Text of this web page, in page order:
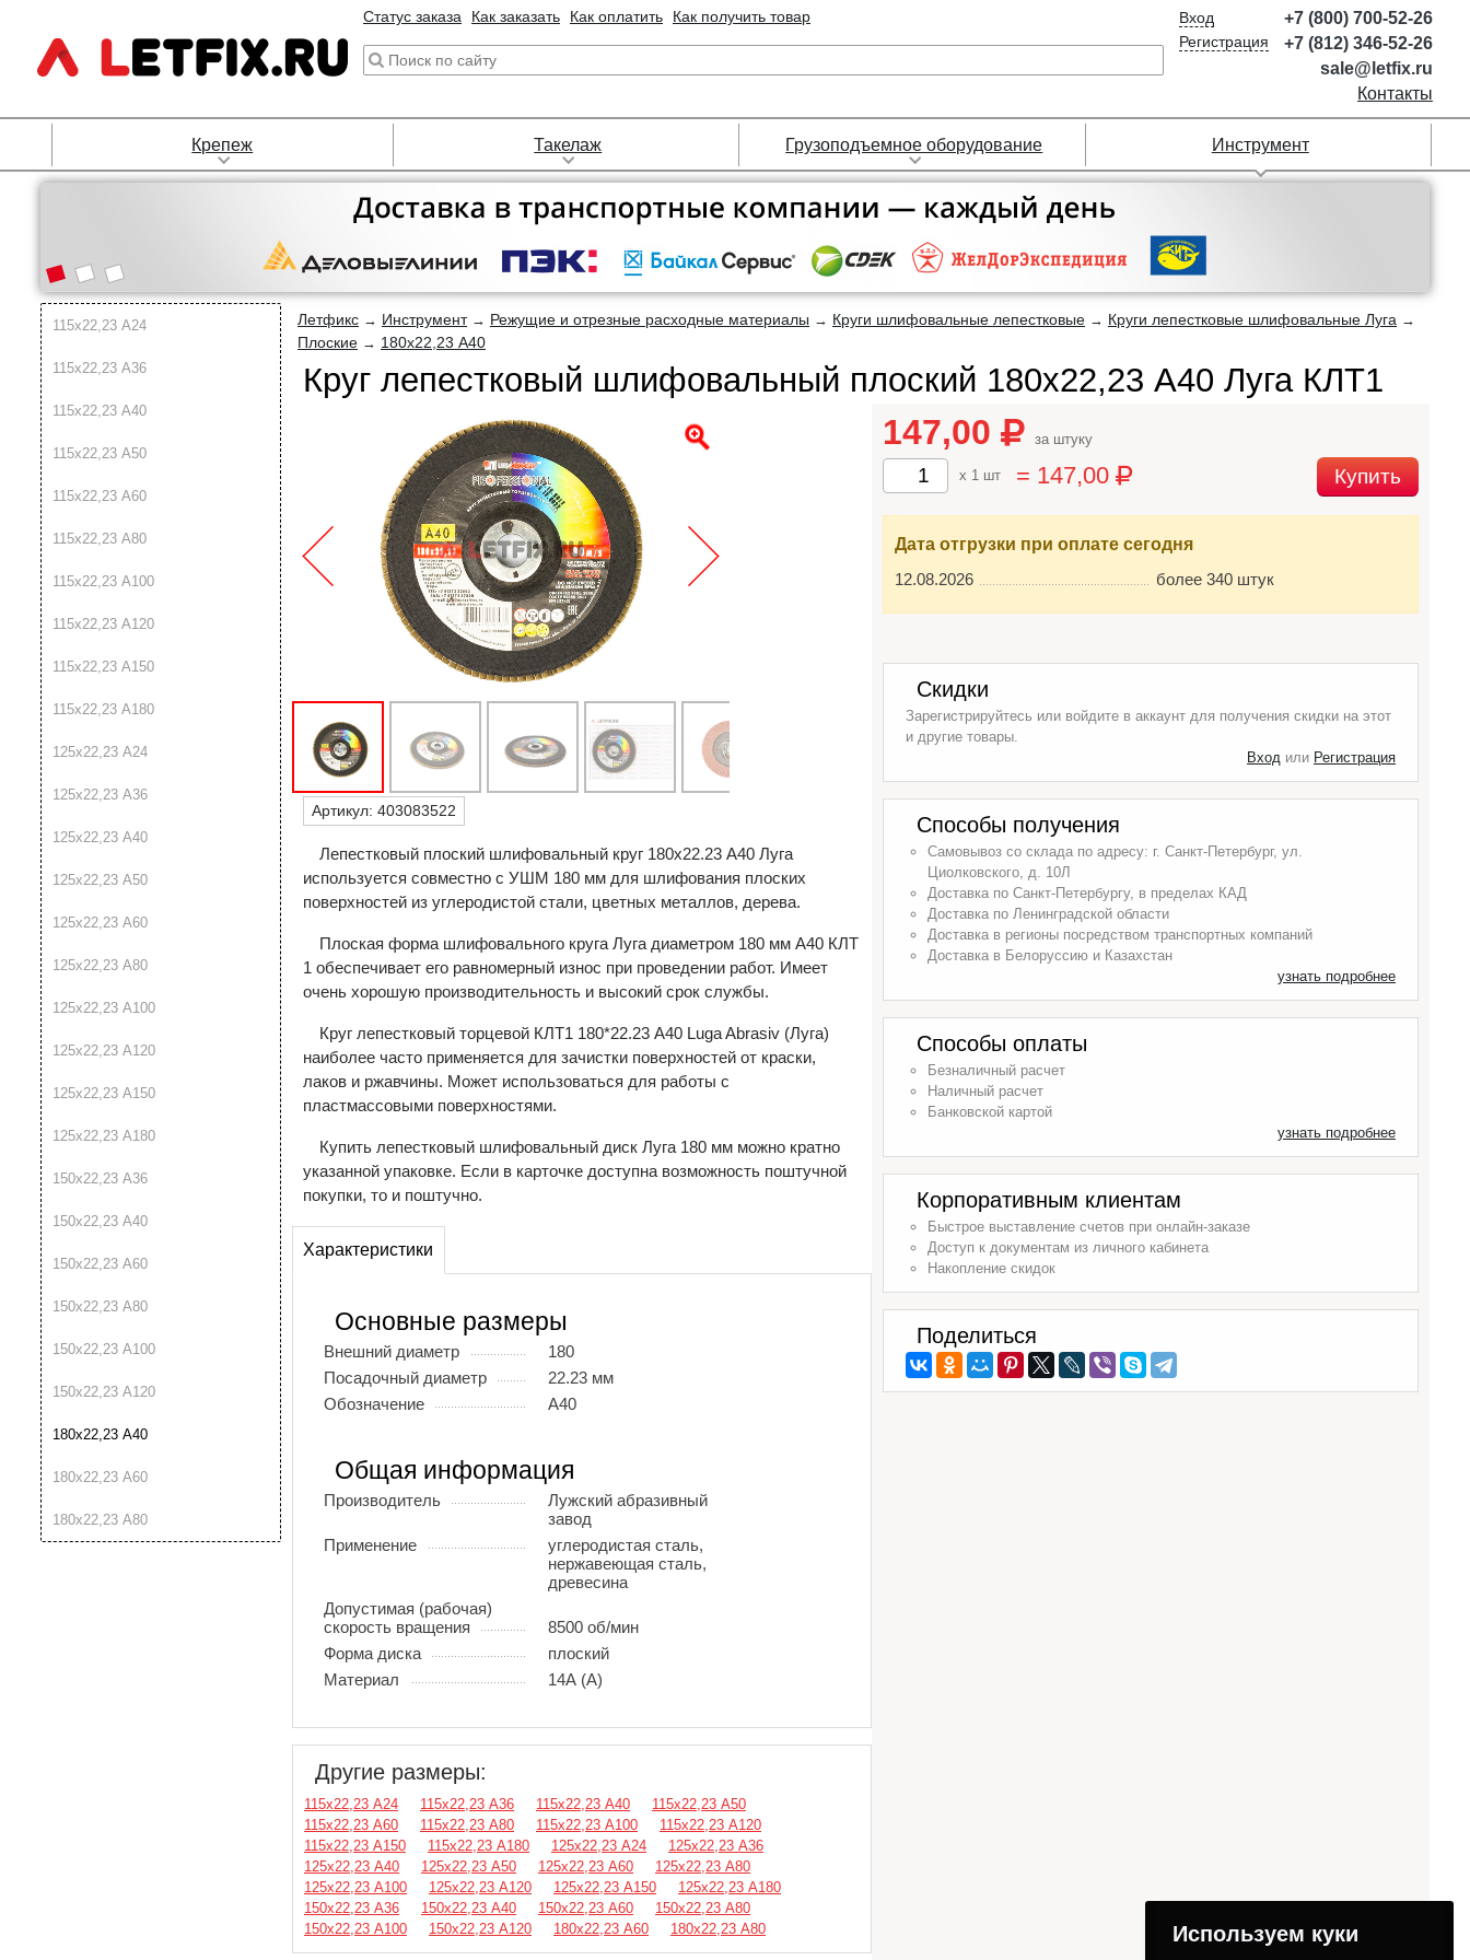
Статус заказа Как заказать Как оплатить Как получить товар
Вход
Регистрация
+7 (800) 700-52-26
+7 (812) 346-52-26
sale@letfix.ru
Контакты
Крепеж Такелаж Грузоподъемное оборудование Инструмент
115х22,23 A24
115х22,23 A36
115х22,23 A40
115х22,23 A50
115х22,23 A60
115х22,23 A80
115х22,23 A100
115х22,23 A120
115х22,23 A150
115х22,23 A180
125х22,23 A24
125х22,23 A36
125х22,23 A40
125х22,23 A50
125х22,23 A60
125х22,23 A80
125х22,23 A100
125х22,23 A120
125х22,23 A150
125х22,23 A180
150х22,23 A36
150х22,23 A40
150х22,23 A60
150х22,23 A80
150х22,23 A100
150х22,23 A120
180х22,23 A40
180х22,23 A60
180х22,23 A80
Летфикс → Инструмент → Режущие и отрезные расходные материалы → Круги шлифовальные лепестковые → Круги лепестковые шлифовальные Луга →
Плоские → 180х22,23 A40
Круг лепестковый шлифовальный плоский 180х22,23 A40 Луга КЛТ1
Артикул: 403083522
Лепестковый плоский шлифовальный круг 180х22.23 A40 Луга
используется совместно с УШМ 180 мм для шлифования плоских
поверхностей из углеродистой стали, цветных металлов, дерева.
Плоская форма шлифовального круга Луга диаметром 180 мм A40 КЛТ
1 обеспечивает его равномерный износ при проведении работ. Имеет
очень хорошую производительность и высокий срок службы.
Круг лепестковый торцевой КЛТ1 180*22.23 A40 Luga Abrasiv (Луга)
наиболее часто применяется для зачистки поверхностей от краски,
лаков и ржавчины. Может использоваться для работы с
пластмассовыми поверхностями.
Купить лепестковый шлифовальный диск Луга 180 мм можно кратно
указанной упаковке. Если в карточке доступна возможность поштучной
покупки, то и поштучно.
Характеристики
Основные размеры
Внешний диаметр
180
Посадочный диаметр
22.23 мм
Обозначение
A40
Общая информация
Производитель
Лужский абразивный
завод
Применение
углеродистая сталь,
нержавеющая сталь,
древесина
Допустимая (рабочая)
скорость вращения
8500 об/мин
Форма диска
плоский
Материал
14А (А)
Другие размеры:
115х22,23 A24 115х22,23 A36 115х22,23 A40
115х22,23 A50
115х22,23 A60
115х22,23 A80 115х22,23 A100
115х22,23 A120
115х22,23 A150
115х22,23 A180 125х22,23 A24
125х22,23 A36
125х22,23 A40
125х22,23 A50 125х22,23 A60
125х22,23 A80
125х22,23 A100
125х22,23 A120 125х22,23 A150
125х22,23 A180
150х22,23 A36
150х22,23 A40 150х22,23 A60
150х22,23 A80
150х22,23 A100
150х22,23 A120 180х22,23 A60 180х22,23 A80
147,00 за штуку
x 1 шт = 147,00 Купить
Дата отгрузки при оплате сегодня
12.08.2026
более 340 штук
Скидки
Зарегистрируйтесь или войдите в аккаунт для получения скидки на этот
и другие товары.
Вход или Регистрация
Способы получения
Самовывоз со склада по адресу: г. Санкт-Петербург, ул.
Циолковского, д. 10Л
Доставка по Санкт-Петербургу, в пределах КАД
Доставка по Ленинградской области
Доставка в регионы посредством транспортных компаний
Доставка в Белоруссию и Казахстан
узнать подробнее
Способы оплаты
Безналичный расчет
Наличный расчет
Банковской картой
узнать подробнее
Корпоративным клиентам
Быстрое выставление счетов при онлайн-заказе
Доступ к документам из личного кабинета
Накопление скидок
Поделиться
Используем куки